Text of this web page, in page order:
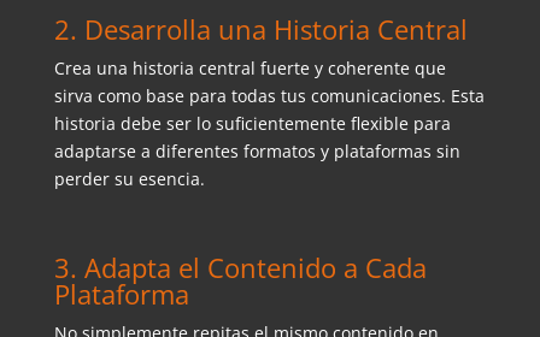
2. Desarrolla una Historia Central
Crea una historia central fuerte y coherente que
sirva como base para todas tus comunicaciones. Esta
historia debe ser lo suficientemente flexible para
adaptarse a diferentes formatos y plataformas sin
perder su esencia.
3. Adapta el Contenido a Cada
Plataforma
No simplemente repitas el mismo contenido en